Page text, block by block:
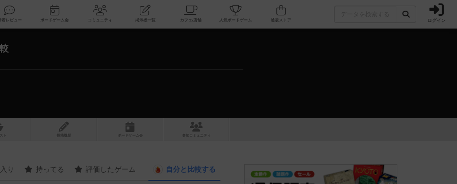
新着レビュー ボードゲーム会 コミュニティ 掲示板一覧 カフェ/店舗 人気ボードゲーム ログイン
ト 投稿履歴 ボ ドゲ ーム コミュニティ
り 持ってる 評価したゲーム 自分と 比較する